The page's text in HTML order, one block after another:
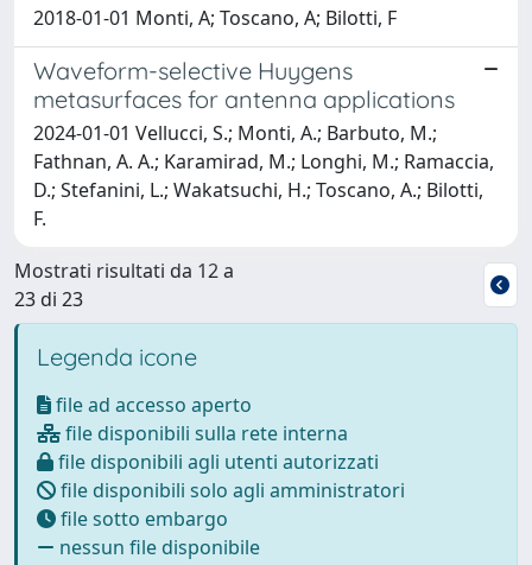
2018-01-01 Monti, A; Toscano, A; Bilotti, F
Waveform-selective Huygens
metasurfaces for antenna applications
2024-01-01 Vellucci, S.; Monti, A.; Barbuto, M.;
Fathnan, A. A.; Karamirad, M.; Longhi, M.; Ramaccia,
D.; Stefanini, L.; Wakatsuchi, H.; Toscano, A.; Bilotti,
F.
Mostrati risultati da 12 a
23 di 23
Legenda icone
file ad accesso aperto
file disponibili sulla rete interna
file disponibili agli utenti autorizzati
file disponibili solo agli amministratori
file sotto embargo
nessun file disponibile